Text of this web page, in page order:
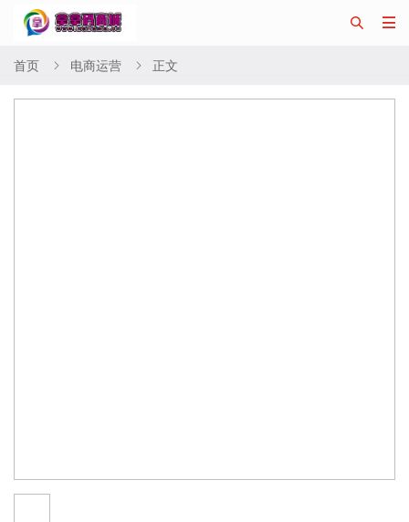


首页  电商运营  正文